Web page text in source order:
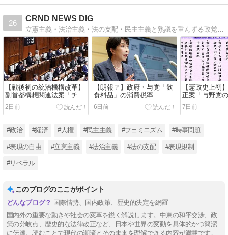
26
CRND NEWS DIG
立憲主義・法治主義・法の支配・民主主義と熟議を重んずる政党(政治家)を応援します。無党派。国民益優先。基本的人権の尊重。リベラル正常化。反緊縮。政治・経済・時事問題など様々な「ニュース」を国民目線で考える論説ブログです。
【戦後初の統治機構改革】
副首都構想関連法案「チー
ムみらい」の「2票」で可
決・成立！日本維新の会の
「大阪ありき」に振り回さ
れた特別国会閉幕！吉村洋
文代表は統一地方選挙と大
日実施」を表明で批判殺
2日前
【朗報？】政府・与党「飲
食料品」の消費税率
「1%」の方針を正式表
明！現金給付を併せて「実
質ゼロ」に！野党は「再増
税」を懸念！高市早苗首相
「2年後には責任を持って
6日前
【憲政史上初
正案「与野党
で可決・成立
に一歩前進？
婚後の皇籍維
男系男子の養
認！高市早苗
感謝」！
7日前
#政治 #経済 #人権 #民主主義 #フェミニズム #時事問題
#表現の自由 #立憲主義 #法治主義 #法の支配 #表現規制
#リベラル
このブログのここがポイント
国際情勢、国内政策、歴史的決定を網羅
国内外の重要な動きや社会の変革を鋭く解説します。中東の和平交渉、政
策の分岐点、歴史的な法律改正など、日本や世界の変動を具体的かつ簡潔
に伝達。読むことで現代の潮流とその未来を理解できる内容が満載です。